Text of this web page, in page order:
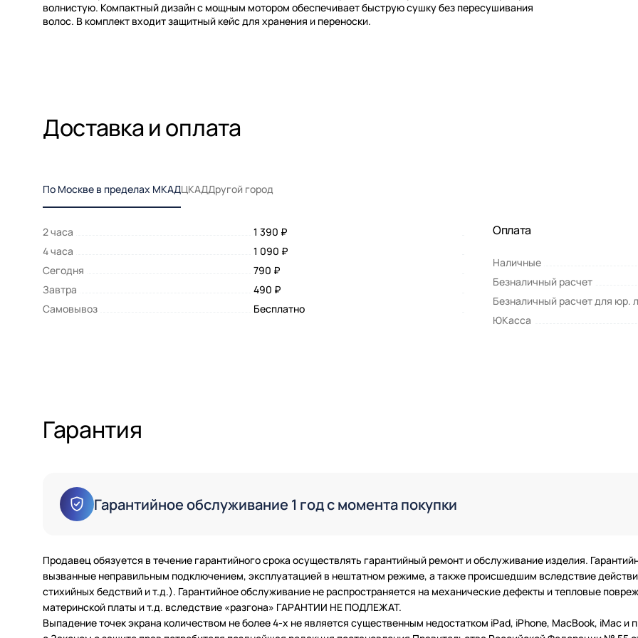
волнистую. Компактный дизайн с мощным мотором обеспечивает быструю сушку без пересушивания
волос. В комплект входит защитный кейс для хранения и переноски.
Доставка и оплата
По Москве в пределах МКАДЦКАДДругой город
2 часа
1 390 ₽
4 часа
1 090 ₽
Сегодня
790 ₽
Завтра
490 ₽
Самовывоз
Бесплатно
Оплата
Наличные
Безналичный расчет
Безналичный расчет для юр.
ЮКасса
Гарантия
Гарантийное обслуживание 1 год с момента покупки
Продавец обязуется в течение гарантийного срока осуществлять гарантийный ремонт и обслуживание изделия.
вызванные неправильным подключением, эксплуатацией в нештатном режиме, а также происшедшим вследствие
стихийных бедствий и т.д.). Гарантийное обслуживание не распространяется на механические дефекты и тепловые
материнской платы и т.д. вследствие «разгона» ГАРАНТИИ НЕ ПОДЛЕЖАТ.
Выпадение точек экрана количеством не более 4-х не является существенным недостатком iPad, iPhone, MacBook, iMac